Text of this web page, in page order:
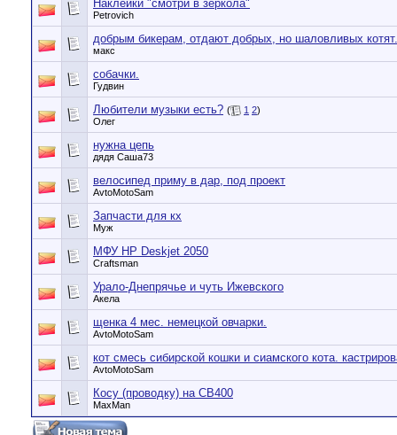
Наклейки "смотри в зеркола"
Petrovich
добрым бикерам, отдают добрых, но шаловливых котят.
макс
собачки.
Гудвин
Любители музыки есть? ( 1 2)
Олег
нужна цепь
дядя Саша73
велосипед приму в дар, под проект
AvtoMotoSam
Запчасти для кх
Муж
МФУ HP Deskjet 2050
Craftsman
Урало-Днепрячье и чуть Ижевского
Акела
щенка 4 мес. немецкой овчарки.
AvtoMotoSam
кот смесь сибирской кошки и сиамского кота.
AvtoMotoSam
Косу (проводку) на CB400
MaxMan